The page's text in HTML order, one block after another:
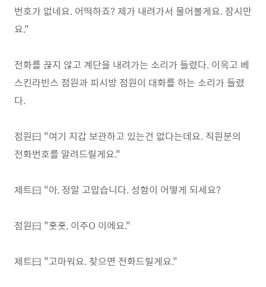
번호가 없네요. 어떡하죠? 제가 내려가서 물어볼게요. 잠시만
요."
전화를 끊지 않고 계단을 내려가는 소리가 들렸다. 이윽고 베
스킨라빈스 점원과 피시방 점원이 대화를 하는 소리가 들렸
다.
점원曰 "여기 지갑 보관하고 있는건 없다는데요. 직원분의
전화번호를 알려드릴게요."
제트曰 "아, 정말 고맙습니다. 성함이 어떻게 되세요?
점원曰 "훗훗, 이주O 이에요."
제트曰 "고마워요. 찾으면 전화드릴게요."